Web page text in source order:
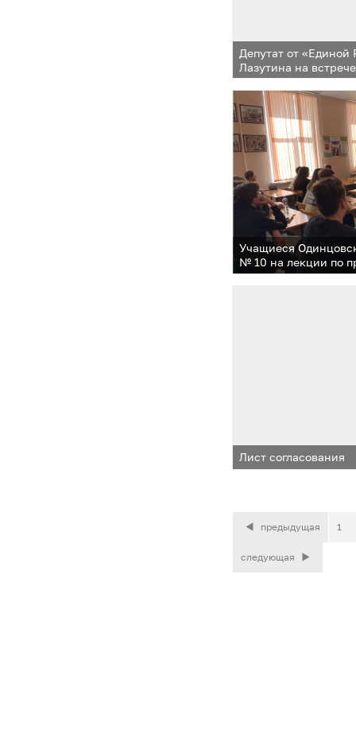
Депутат от
Лазутина на
Звенигородской
школы
Учащиеся
№ 10 на лекции по
экстремизма
Лист согласования
предыдущая 1
следующая